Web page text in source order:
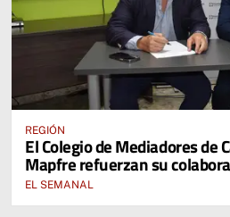
REGIÓN
El Colegio de Mediadores de
Mapfre refuerzan su
EL SEMANAL